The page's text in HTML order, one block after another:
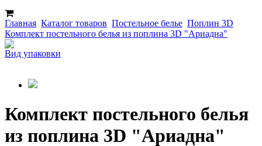
Главная Каталог товаров Постельное белье Поплин 3D
Комплект постельного белья из поплина 3D "Ариадна"
Вид упаковки
Комплект постельного белья
из поплина 3D "Ариадна"